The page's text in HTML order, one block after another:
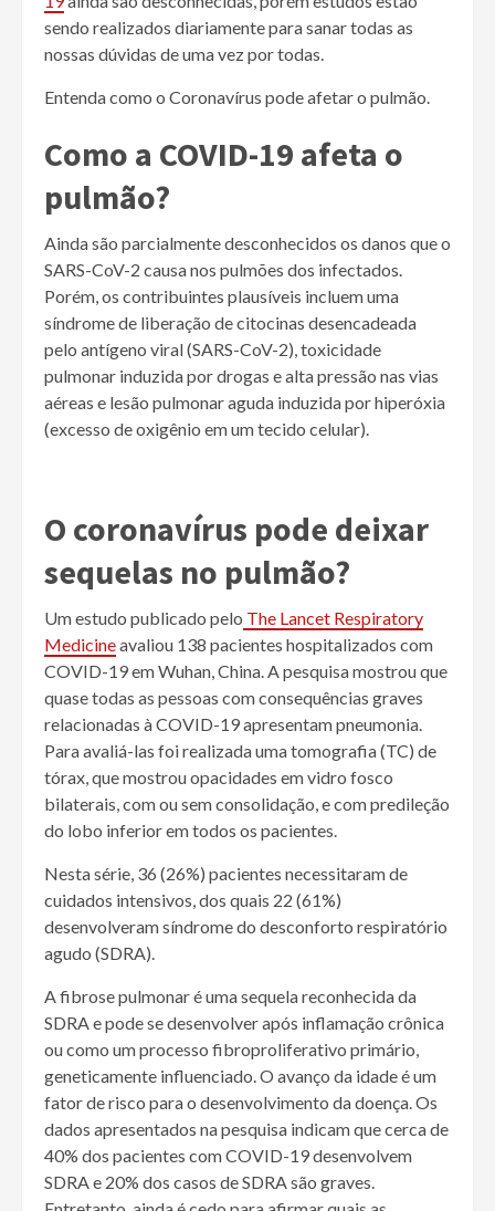
sendo realizados diariamente para sanar todas as
nossas dúvidas de uma vez por todas.
Entenda como o Coronavírus pode afetar o pulmão.
Como a COVID-19 afeta o
pulmão?
Ainda são parcialmente desconhecidos os danos que o
SARS-CoV-2 causa nos pulmões dos infectados.
Porém, os contribuintes plausíveis incluem uma
síndrome de liberação de citocinas desencadeada
pelo antígeno viral (SARS-CoV-2), toxicidade
pulmonar induzida por drogas e alta pressão nas vias
aéreas e lesão pulmonar aguda induzida por hiperóxia
(excesso de oxigênio em um tecido celular).
O coronavírus pode deixar
sequelas no pulmão?
Um estudo publicado pelo The Lancet Respiratory
Medicineavaliou 138 pacientes hospitalizados com
COVID-19 em Wuhan, China. A pesquisa mostrou que
quase todas as pessoas com consequências graves
relacionadas à COVID-19 apresentam pneumonia.
Para avaliá-las foi realizada uma tomografia (TC) de
tórax, que mostrou opacidades em vidro fosco
bilaterais, com ou sem consolidação, e com predileção
do lobo inferior em todos os pacientes.
Nesta série, 36 (26%) pacientes necessitaram de
cuidados intensivos, dos quais 22 (61%)
desenvolveram síndrome do desconforto respiratório
agudo (SDRA).
A fibrose pulmonar é uma sequela reconhecida da
SDRA e pode se desenvolver após inflamação crônica
ou como um processo fibroproliferativo primário,
geneticamente influenciado. O avanço da idade é um
fator de risco para o desenvolvimento da doença. Os
dados apresentados na pesquisa indicam que cerca de
40% dos pacientes com COVID-19 desenvolvem
SDRA e 20% dos casos de SDRA são graves.